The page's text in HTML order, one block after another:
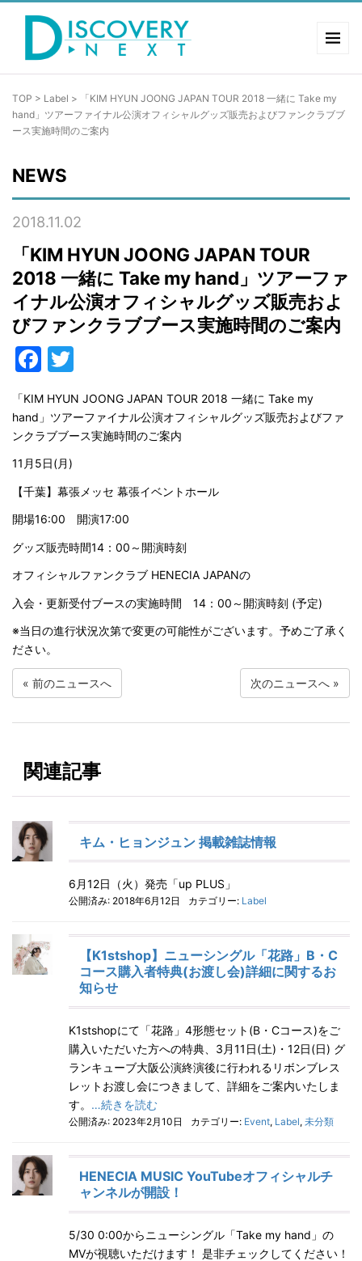
TOP > Label >
「KIM HYUN JOONG JAPAN TOUR 2018 一緒に Take my
hand」ツアーファイナル公演オフィシャルグッズ販売およびファンクラブブ
ース実施時間のご案内
NEWS
2018.11.02
「KIM HYUN JOONG JAPAN TOUR
2018 一緒に Take my hand」ツアーファ
イナル公演オフィシャルグッズ販売およ
びファンクラブブース実施時間のご案内
Facebook
「KIM HYUN JOONG JAPAN TOUR 2018 一緒に Take my
hand」 ツアーファイナル公演オフィシャルグッズ販売およびファ
ンクラブブース実施時間のご案内
11月5日(月)
【千葉】 幕張メッセ 幕張イベントホール
開場16:00 開演17:00
グッズ販売時間14 ：00～開演時刻
オフィシャルファンクラブ HENECIA JAPANの
入会・更新受付ブースの実施時間 14：00～開演時刻 (予定)
※当日の進行状況次第で変更の可能性がございます。予めご了承く
ださい。
« 前のニュースへ 次のニュースへ »
関連記事
キム・ヒョンジュン 掲載雑誌情報
6月12日（火）発売「up PLUS」
公開済み: 2018年6月12日 カテゴリー: Label
【K1stshop】ニューシングル「花路」B・C
コース購入者特典(お渡し会)詳細に関するお
知らせ
K1stshopにて「花路」4形態セット(B・Cコース)をご
購入いただいた方への特典、3月11日(土)・12日(日) グ
ランキューブ大阪公演終演後に行われるリボンブレス
レットお渡し会につきまして、詳細をご案内いたしま
す。 …続きを読む
公開済み: 2023年2月10日 カテゴリー: Event, Label, 未分類
HENECIA MUSIC YouTubeオフィシャルチ
ャンネルが開設！
5/30 0:00からニューシングル「Take my hand」の
MVが視聴いただけます！ 是非チェックしてください！